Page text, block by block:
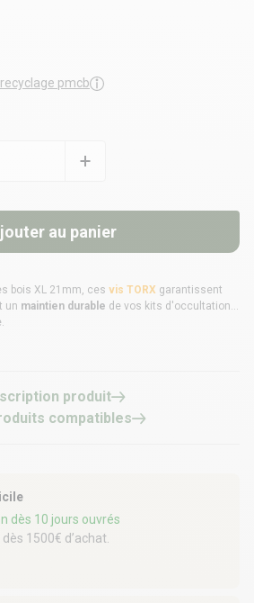
pmcb
au panier
bois XL 21mm, ces vis TORX garantissent
un maintien durable de vos kits d'occultation
produit
compatibles
dès 10 jours ouvrés
1500€ d’achat.